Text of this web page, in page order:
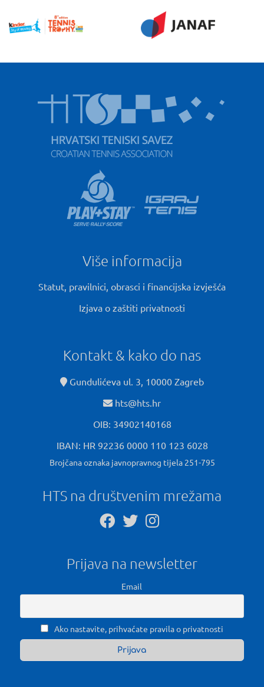
Više informacija
Statut, pravilnici, obrasci i financijska izvješća
Izjava o zaštiti privatnosti
Kontakt & kako do nas
Gundulićeva ul. 3, 10000 Zagreb
hts@hts.hr
OIB: 34902140168
IBAN: HR 92236 0000 110 123 6028
Brojčana oznaka javnopravnog tijela 251-795
HTS na društvenim mrežama
Prijava na newsletter
Email
Ako nastavite, prihvaćate pravila o privatnosti